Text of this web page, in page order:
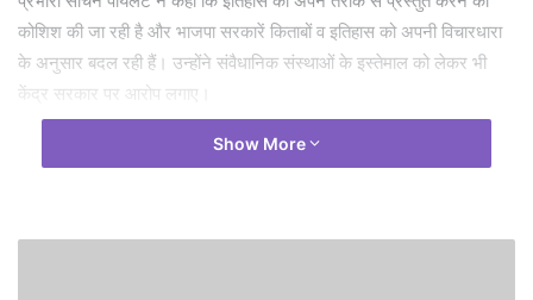
कोशिश की जा रही है और भाजपा सरकारें किताबों व इतिहास को अपनी विचारधारा
के अनुसार बदल रही हैं। उन्होंने संवैधानिक संस्थाओं के इस्तेमाल को लेकर भी
केंद्र सरकार पर आरोप लगाए।
Show More